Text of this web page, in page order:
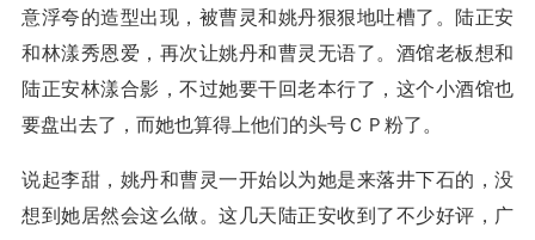
意浮夸的造型出现，被曹灵和姚丹狠狠地吐槽了。陆正安
和林漾秀恩爱，再次让姚丹和曹灵无语了。酒馆老板想和
陆正安林漾合影，不过她要干回老本行了，这个小酒馆也
要盘出去了，而她也算得上他们的头号ＣＰ粉了。
说起李甜，姚丹和曹灵一开始以为她是来落井下石的，没
想到她居然会这么做。这几天陆正安收到了不少好评，广